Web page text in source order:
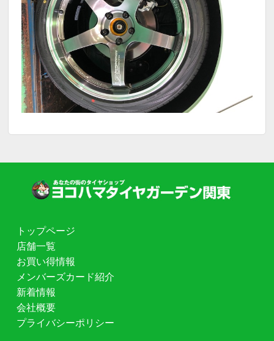
トップページ
店舗一覧
お買い得情報
メンバーズカード紹介
新着情報
会社概要
プライバシーポリシー